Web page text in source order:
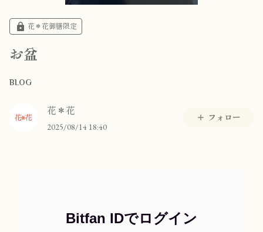
花＊花御膳限定
お盆
BLOG
花＊花
2025/08/14 18:40
フォロー
Bitfan IDでログイン